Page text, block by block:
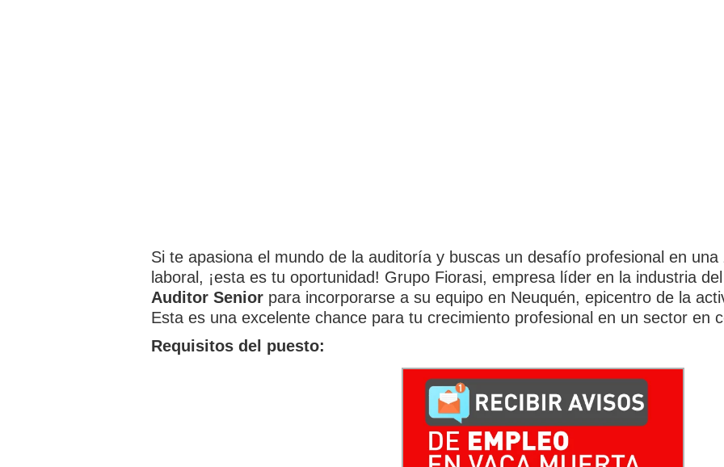
Si te apasiona el mundo de la auditoría y buscas un desafío profesional en
laboral, ¡esta es tu oportunidad! Grupo Fiorasi, empresa líder en la industria
Auditor Senior para incorporarse a su equipo en Neuquén, epicentro de la
Esta es una excelente chance para tu crecimiento profesional en un sector en
Requisitos del puesto: